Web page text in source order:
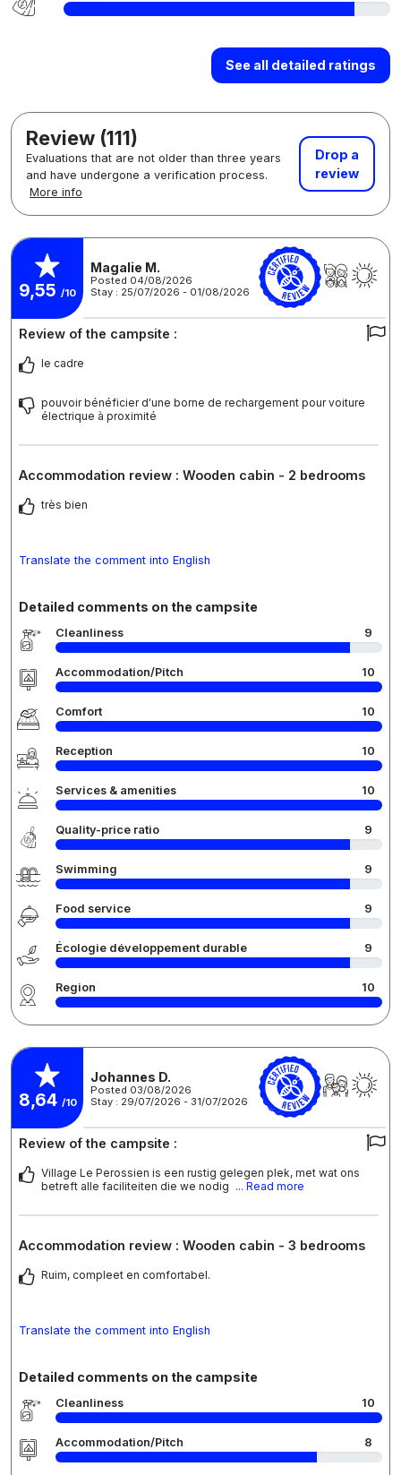
See all detailed ratings
Review (111)
Evaluations that are not older than three years
and have undergone a verification process.
More info
Drop a
review
9,55 /10
Magalie M.
Posted 04/08/2026
Stay : 25/07/2026 - 01/08/2026
Review of the campsite :
le cadre
pouvoir bénéficier d'une borne de rechargement pour voiture
électrique à proximité
Accommodation review : Wooden cabin - 2 bedrooms
très bien
Translate the comment into English
Detailed comments on the campsite
Cleanliness 9
Accommodation/Pitch 10
Comfort 10
Reception 10
Services & amenities 10
Quality-price ratio 9
Swimming 9
Food service 9
Écologie développement durable 9
Region 10
8,64 /10
Johannes D.
Posted 03/08/2026
Stay : 29/07/2026 - 31/07/2026
Review of the campsite :
Village Le Perossien is een rustig gelegen plek, met wat ons
betreft alle faciliteiten die we nodig ... Read more
Accommodation review : Wooden cabin - 3 bedrooms
Ruim, compleet en comfortabel.
Translate the comment into English
Detailed comments on the campsite
Cleanliness 10
Accommodation/Pitch 8